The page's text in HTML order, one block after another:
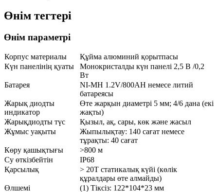
Өнім тегтері
Өнім параметрі
Корпус материалы
Құйма алюминий қорытпасы
Күн панелінің қуаты
Монокристалды күн панелі 2,5 В /0,2
Вт
Батарея
NI-MH 1.2V/800AH немесе литий
батареясы
Жарық диодты
индикатор
Өте жарқын диаметрі 5 мм; 4/6 дана (екі
жақты)
Жарықдиодты түс
Қызыл, ақ, сары, көк және жасыл
Жұмыс уақыты
Жыпылықтау: 140 сағат немесе
тұрақты: 40 сағат
Көру қашықтығы
>800 м
Су өткізбейтін
IP68
Қарсылық
> 20T статикалық күйі (көлік
құралдары өте алмайды)
Өлшемі
(1) Тіксіз: 122*104*23 мм